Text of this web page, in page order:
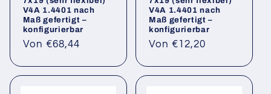
V4A 1.4401 nach
Maß gefertigt –
konfigurierbar
Normaler
Von €68,44
V4A 1.4401 nach
Maß gefertigt –
konfigurierbar
Normaler
Von €12,20